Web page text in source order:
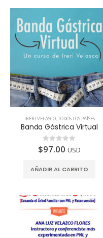
IRERI VELASCO,TODOS LOS PAÍSES
Banda Gástrica Virtual
0de 5
$97.00 USD
AÑADIR AL CARRITO